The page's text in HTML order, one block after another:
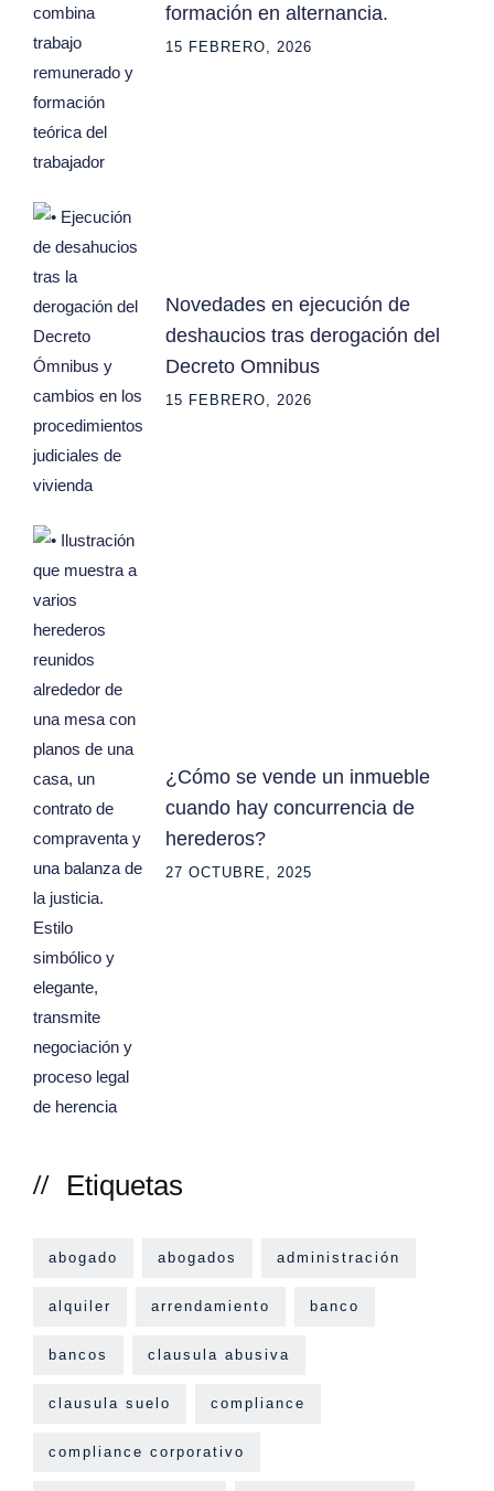
formación en alternancia.
15 FEBRERO, 2026
Novedades en ejecución de
deshaucios tras derogación del
Decreto Omnibus
15 FEBRERO, 2026
¿Cómo se vende un inmueble
cuando hay concurrencia de
herederos?
27 OCTUBRE, 2025
Etiquetas
abogado abogados administración
alquiler arrendamiento banco
bancos clausula abusiva
clausula suelo compliance
compliance corporativo